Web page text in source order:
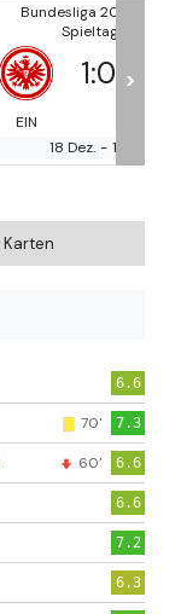
Bundesliga 2021/2022
Spieltag 17
HOF
1:1
18 Dez. - 13:30
>
Karten
6.6
70' 7.3
60' 6.6
6.6
7.2
6.3